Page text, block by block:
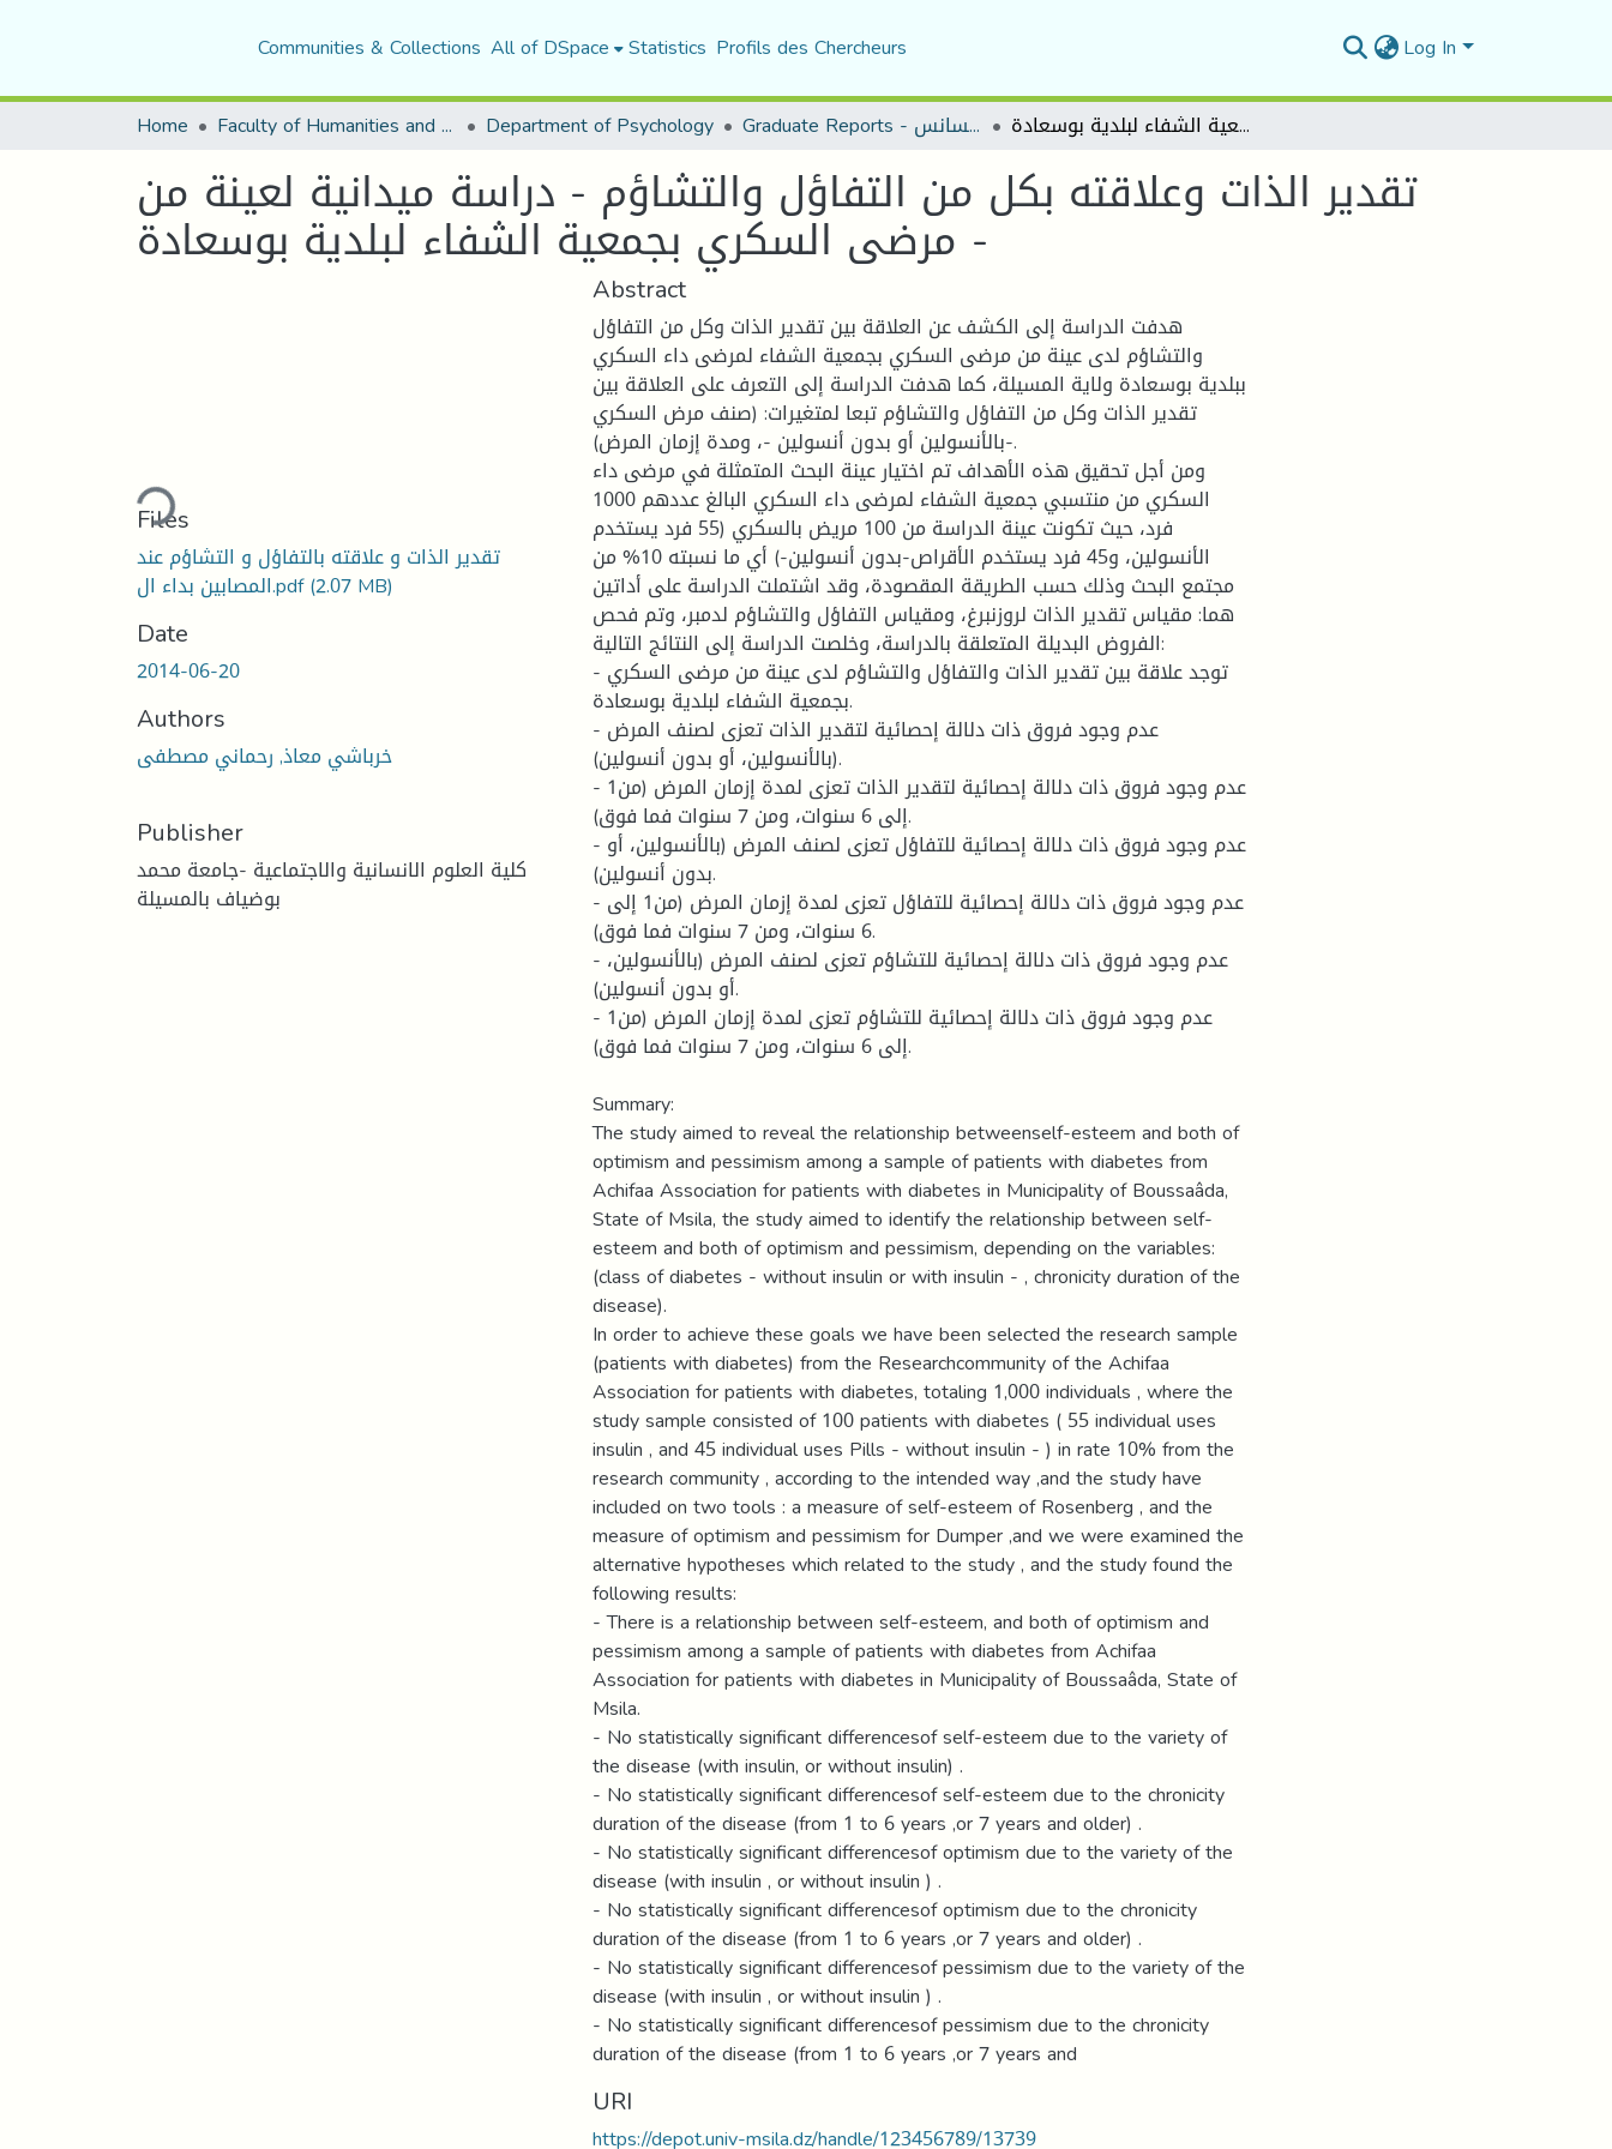
Communities & Collections All of DSpace Statistics Profils des Chercheurs Log In
Home Faculty of Humanities and Social Sciences Department of Psychology Graduate Reports - تقارير الليسانس تقدير الذات وعلاقته بكل من التفاؤل والتشاؤم - دراسة ميدانية لعينة من مرضى السكري بجمعية الشفاء لبلدية بوسعادة -
تقدير الذات وعلاقته بكل من التفاؤل والتشاؤم - دراسة ميدانية لعينة من
مرضى السكري بجمعية الشفاء لبلدية بوسعادة -
Loading...
Files
تقدير الذات و علاقته بالتفاؤل و التشاؤم عند
المصابين بداء ال.pdf(2.07 MB)
Date
2014-06-20
Authors
خرباشي معاذ, رحماني مصطفى
Publisher
كلية العلوم الانسانية والاجتماعية -جامعة محمد
بوضياف بالمسيلة
Abstract
هدفت الدراسة إلى الكشف عن العلاقة بين تقدير الذات وكل من التفاؤل
والتشاؤم لدى عينة من مرضى السكري بجمعية الشفاء لمرضى داء السكري
ببلدية بوسعادة ولاية المسيلة، كما هدفت الدراسة إلى التعرف على العلاقة بين
تقدير الذات وكل من التفاؤل والتشاؤم تبعا لمتغيرات: (صنف مرض السكري
-بالأنسولين أو بدون أنسولين -، ومدة إزمان المرض).
ومن أجل تحقيق هذه الأهداف تم اختيار عينة البحث المتمثلة في مرضى داء
السكري من منتسبي جمعية الشفاء لمرضى داء السكري البالغ عددهم 1000
فرد، حيث تكونت عينة الدراسة من 100 مريض بالسكري (55 فرد يستخدم
الأنسولين، و45 فرد يستخدم الأقراص-بدون أنسولين-) أي ما نسبته 10% من
مجتمع البحث وذلك حسب الطريقة المقصودة، وقد اشتملت الدراسة على أداتين
هما: مقياس تقدير الذات لروزنبرغ، ومقياس التفاؤل والتشاؤم لدمبر، وتم فحص
الفروض البديلة المتعلقة بالدراسة، وخلصت الدراسة إلى النتائج التالية:
- توجد علاقة بين تقدير الذات والتفاؤل والتشاؤم لدى عينة من مرضى السكري
بجمعية الشفاء لبلدية بوسعادة.
- عدم وجود فروق ذات دلالة إحصائية لتقدير الذات تعزى لصنف المرض
(بالأنسولين، أو بدون أنسولين).
- عدم وجود فروق ذات دلالة إحصائية لتقدير الذات تعزى لمدة إزمان المرض (من1
إلى 6 سنوات، ومن 7 سنوات فما فوق).
- عدم وجود فروق ذات دلالة إحصائية للتفاؤل تعزى لصنف المرض (بالأنسولين، أو
بدون أنسولين).
- عدم وجود فروق ذات دلالة إحصائية للتفاؤل تعزى لمدة إزمان المرض (من1 إلى
6 سنوات، ومن 7 سنوات فما فوق).
- عدم وجود فروق ذات دلالة إحصائية للتشاؤم تعزى لصنف المرض (بالأنسولين،
أو بدون أنسولين).
- عدم وجود فروق ذات دلالة إحصائية للتشاؤم تعزى لمدة إزمان المرض (من1
إلى 6 سنوات، ومن 7 سنوات فما فوق).
Summary:
The study aimed to reveal the relationship betweenself-esteem and both of
optimism and pessimism among a sample of patients with diabetes from
Achifaa Association for patients with diabetes in Municipality of Boussaâda,
State of Msila, the study aimed to identify the relationship between self-
esteem and both of optimism and pessimism, depending on the variables:
(class of diabetes - without insulin or with insulin - , chronicity duration of the
disease).
In order to achieve these goals we have been selected the research sample
(patients with diabetes) from the Researchcommunity of the Achifaa
Association for patients with diabetes, totaling 1,000 individuals , where the
study sample consisted of 100 patients with diabetes ( 55 individual uses
insulin , and 45 individual uses Pills - without insulin - ) in rate 10% from the
research community , according to the intended way ,and the study have
included on two tools : a measure of self-esteem of Rosenberg , and the
measure of optimism and pessimism for Dumper ,and we were examined the
alternative hypotheses which related to the study , and the study found the
following results:
- There is a relationship between self-esteem, and both of optimism and
pessimism among a sample of patients with diabetes from Achifaa
Association for patients with diabetes in Municipality of Boussaâda, State of
Msila.
- No statistically significant differencesof self-esteem due to the variety of
the disease (with insulin, or without insulin) .
- No statistically significant differencesof self-esteem due to the chronicity
duration of the disease (from 1 to 6 years ,or 7 years and older) .
- No statistically significant differencesof optimism due to the variety of the
disease (with insulin , or without insulin ) .
- No statistically significant differencesof optimism due to the chronicity
duration of the disease (from 1 to 6 years ,or 7 years and older) .
- No statistically significant differencesof pessimism due to the variety of the
disease (with insulin , or without insulin ) .
- No statistically significant differencesof pessimism due to the chronicity
duration of the disease (from 1 to 6 years ,or 7 years and
URI
https://depot.univ-msila.dz/handle/123456789/13739